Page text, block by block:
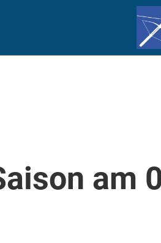
am